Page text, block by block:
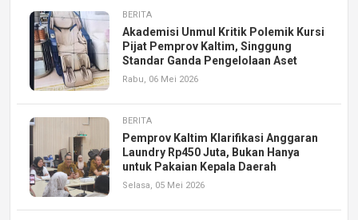
BERITA
Akademisi Unmul Kritik Polemik Kursi
Pijat Pemprov Kaltim, Singgung
Standar Ganda Pengelolaan Aset
Rabu, 06 Mei 2026
BERITA
Pemprov Kaltim Klarifikasi Anggaran
Laundry Rp450 Juta, Bukan Hanya
untuk Pakaian Kepala Daerah
Selasa, 05 Mei 2026